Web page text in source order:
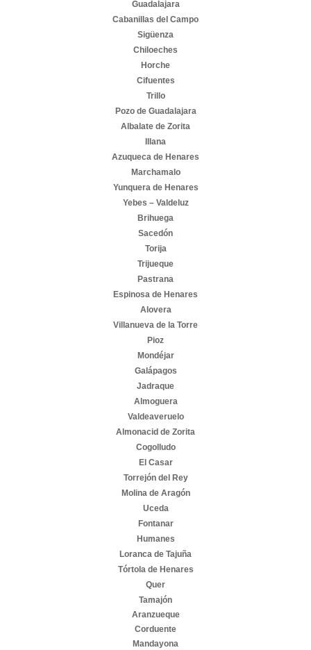
Guadalajara
Cabanillas del Campo
Sigüenza
Chiloeches
Horche
Cifuentes
Trillo
Pozo de Guadalajara
Albalate de Zorita
Illana
Azuqueca de Henares
Marchamalo
Yunquera de Henares
Yebes – Valdeluz
Brihuega
Sacedón
Torija
Trijueque
Pastrana
Espinosa de Henares
Alovera
Villanueva de la Torre
Pioz
Mondéjar
Galápagos
Jadraque
Almoguera
Valdeaveruelo
Almonacid de Zorita
Cogolludo
El Casar
Torrejón del Rey
Molina de Aragón
Uceda
Fontanar
Humanes
Loranca de Tajuña
Tórtola de Henares
Quer
Tamajón
Aranzueque
Corduente
Mandayona